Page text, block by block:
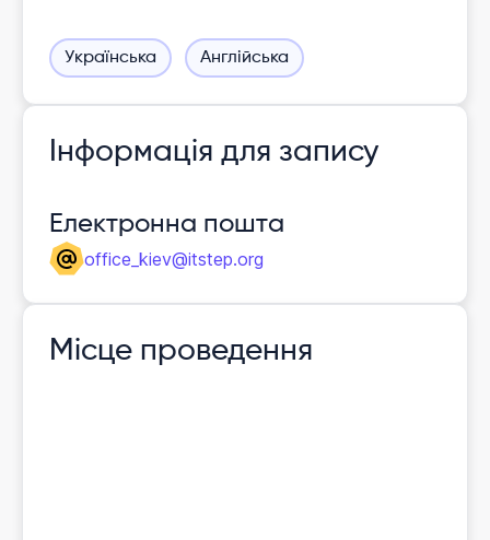
Українська Англійська
Інформація для запису
Електронна пошта
office_kiev@itstep.org
Місце проведення